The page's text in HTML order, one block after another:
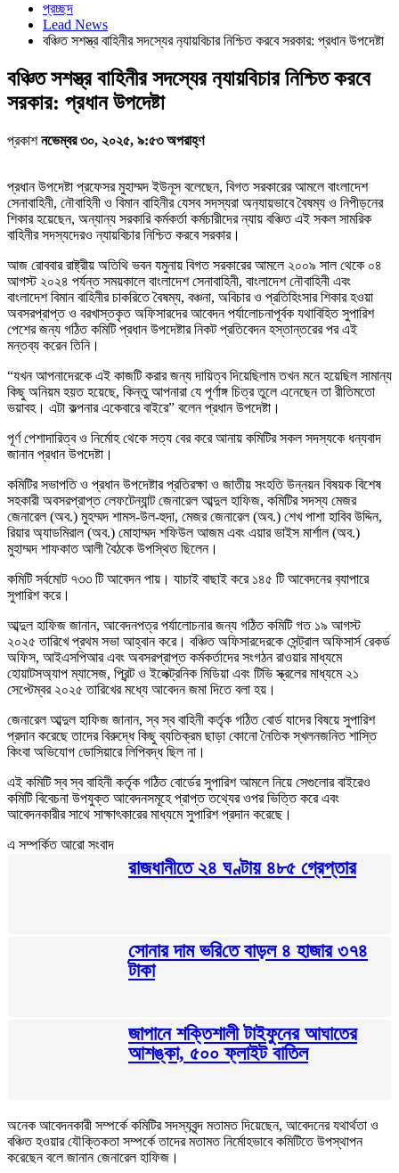
প্রচ্ছদ
Lead News
বঞ্চিত সশস্ত্র বাহিনীর সদস্যের ন‍্যায়বিচার নিশ্চিত করবে সরকার: প্রধান উপদেষ্টা
বঞ্চিত সশস্ত্র বাহিনীর সদস্যের ন‍্যায়বিচার নিশ্চিত করবে
সরকার: প্রধান উপদেষ্টা
প্রকাশনভেম্বর ৩০, ২০২৫, ৯:৫৩ অপরাহ্ণ
প্রধান উপদেষ্টা প্রফেসর মুহাম্মদ ইউনূস বলেছেন, বিগত সরকারের আমলে বাংলাদেশ
সেনাবাহিনী, নৌবাহিনী ও বিমান বাহিনীর যেসব সদস্যরা অন‍্যায়ভাবে বৈষম্য ও নিপীড়নের
শিকার হয়েছেন, অন্যান্য সরকারি কর্মকর্তা কর্মচারীদের ন্যায় বঞ্চিত এই সকল সামরিক
বাহিনীর সদস্যদেরও ন্যায়বিচার নিশ্চিত করবে সরকার।
আজ রোববার রাষ্ট্রীয় অতিথি ভবন যমুনায় বিগত সরকারের আমলে ২০০৯ সাল থেকে ০৪
আগস্ট ২০২৪ পর্যন্ত সময়কালে বাংলাদেশ সেনাবাহিনী, বাংলাদেশ নৌবাহিনী এবং
বাংলাদেশ বিমান বাহিনীর চাকরিতে বৈষম্য, বঞ্চনা, অবিচার ও প্রতিহিংসার শিকার হওয়া
অবসরপ্রাপ্ত ও বরখাস্তকৃত অফিসারদের আবেদন পর্যালোচনাপূর্বক যথাবিহিত সুপারিশ
পেশের জন্য গঠিত কমিটি প্রধান উপদেষ্টার নিকট প্রতিবেদন হস্তান্তরের পর এই
মন্তব্য করেন তিনি।
“যখন আপনাদেরকে এই কাজটি করার জন্য দায়িত্ব দিয়েছিলাম তখন মনে হয়েছিল সামান্য
কিছু অনিয়ম হয়ত হয়েছে, কিন্তু আপনারা যে পূর্ণাঙ্গ চিত্র তুলে এনেছেন তা রীতিমতো
ভয়াবহ। এটা কল্পনার একেবারে বাইরে” বলেন প্রধান উপদেষ্টা।
পূর্ণ পেশাদারিত্ব ও নির্মোহ থেকে সত্য বের করে আনায় কমিটির সকল সদস্যকে ধন্যবাদ
জানান প্রধান উপদেষ্টা।
কমিটির সভাপতি ও প্রধান উপদেষ্টার প্রতিরক্ষা ও জাতীয় সংহতি উন্নয়ন বিষয়ক বিশেষ
সহকারী অবসরপ্রাপ্ত লেফটেন্যান্ট জেনারেল আব্দুল হাফিজ, কমিটির সদস্য মেজর
জেনারেল (অব.) মুহম্মদ শামস-উল-হুদা, মেজর জেনারেল (অব.) শেখ পাশা হাবিব উদ্দিন,
রিয়ার অ্যাডমিরাল (অব.) মোহাম্মদ শফিউল আজম এবং এয়ার ভাইস মার্শাল (অব.)
মুহাম্মদ শাফকাত আলী বৈঠকে উপস্থিত ছিলেন।
কমিটি সর্বমোট ৭৩৩ টি আবেদন পায়। যাচাই বাছাই করে ১৪৫ টি আবেদনের ব‍্যাপারে
সুপারিশ করে।
আব্দুল হাফিজ জানান, আবেদনপত্র পর্যালোচনার জন্য গঠিত কমিটি গত ১৯ আগস্ট
২০২৫ তারিখে প্রথম সভা আহ্বান করে। বঞ্চিত অফিসারদেরকে সেন্ট্রাল অফিসার্স রেকর্ড
অফিস, আইএসপিআর এবং অবসরপ্রাপ্ত কর্মকর্তাদের সংগঠন রাওয়ার মাধ্যমে
হোয়াটসঅ্যাপ ম্যাসেজ, প্রিন্ট ও ইলেক্ট্রনিক মিডিয়া এবং টিভি স্ক্রলের মাধ্যমে ২১
সেপ্টেম্বর ২০২৫ তারিখের মধ্যে আবেদন জমা দিতে বলা হয়।
জেনারেল আব্দুল হাফিজ জানান, স্ব স্ব বাহিনী কর্তৃক গঠিত বোর্ড যাদের বিষয়ে সুপারিশ
প্রদান করেছে তাদের বিরুদ্ধে কিছু ব্যতিক্রম ছাড়া কোনো নৈতিক স্খলনজনিত শাস্তি
কিংবা অভিযোগ ডোসিয়ারে লিপিবদ্ধ ছিল না।
এই কমিটি স্ব স্ব বাহিনী কর্তৃক গঠিত বোর্ডের সুপারিশ আমলে নিয়ে সেগুলোর বাইরেও
কমিটি বিবেচনা উপযুক্ত আবেদনসমূহে প্রাপ্ত তথ্যের ওপর ভিত্তি করে এবং
আবেদনকারীর সাথে সাক্ষাৎকারের মাধ্যমে সুপারিশ প্রদান করেছে।
এ সম্পর্কিত আরো সংবাদ
রাজধানীতে ২৪ ঘণ্টায় ৪৮৫ গ্রেপ্তার
সোনার দাম ভ‌রি‌তে বাড়ল ৪ হাজার ৩৭৪
টাকা
জাপানে শক্তিশালী টাইফুনের আঘাতের
আশঙ্কা, ৫০০ ফ্লাইট বাতিল
অনেক আবেদনকারী সম্পর্কে কমিটির সদস্যবৃন্দ মতামত দিয়েছেন, আবেদনের যথার্থতা ও
বঞ্চিত হওয়ার যৌক্তিকতা সম্পর্কে তাদের মতামত নির্মোহভাবে কমিটিতে উপস্থাপন
করেছেন বলে জানান জেনারেল হাফিজ।